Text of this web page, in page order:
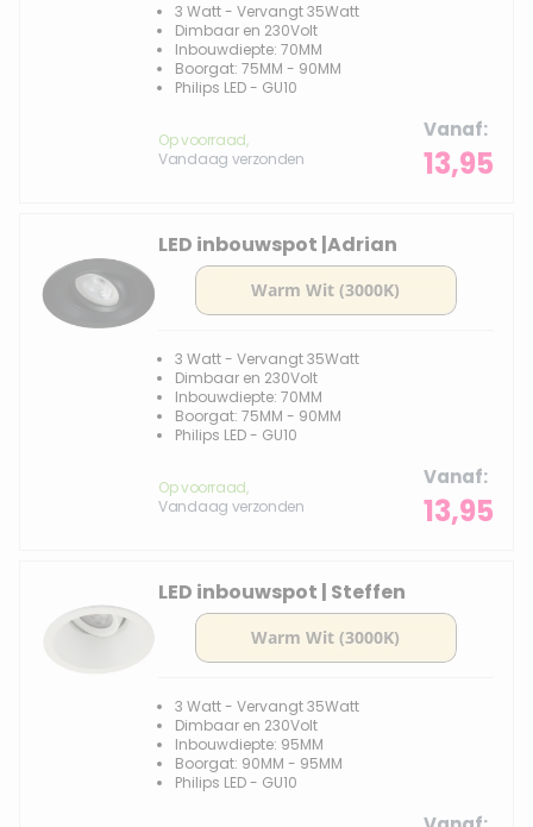
3 Watt - Vervangt 35Watt
Dimbaar en 230Volt
Inbouwdiepte: 70MM
Boorgat: 75MM - 90MM
Philips LED - GU10
Op voorraad,
Vandaag verzonden
Vanaf
13,95
LED inbouwspot |Adrian
3 Watt - Vervangt 35Watt
Dimbaar en 230Volt
Inbouwdiepte: 70MM
Boorgat: 75MM - 90MM
Philips LED - GU10
Op voorraad,
Vandaag verzonden
Vanaf
13,95
LED inbouwspot | Steffen
3 Watt - Vervangt 35Watt
Dimbaar en 230Volt
Inbouwdiepte: 95MM
Boorgat: 90MM - 95MM
Philips LED - GU10